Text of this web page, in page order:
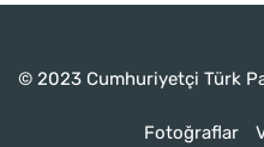
© 2023 Cumhuriyetçi Türk
Fotoğraflar